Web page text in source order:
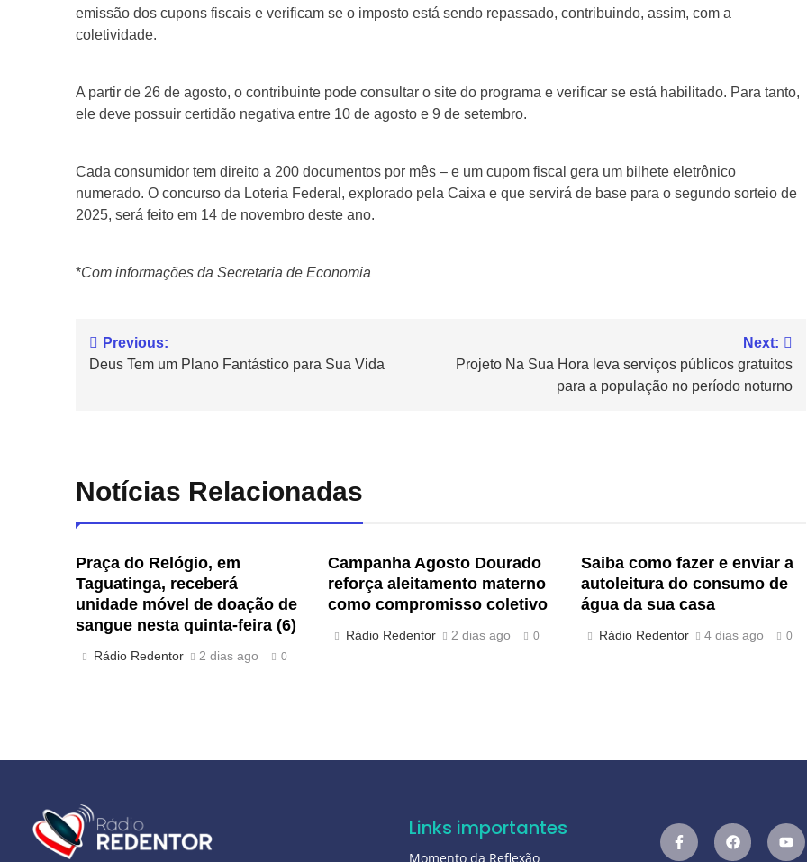
emissão dos cupons fiscais e verificam se o imposto está sendo repassado, contribuindo, assim, com a
coletividade.
A partir de 26 de agosto, o contribuinte pode consultar o site do programa e verificar se está habilitado. Para tanto,
ele deve possuir certidão negativa entre 10 de agosto e 9 de setembro.
Cada consumidor tem direito a 200 documentos por mês – e um cupom fiscal gera um bilhete eletrônico
numerado. O concurso da Loteria Federal, explorado pela Caixa e que servirá de base para o segundo sorteio de
2025, será feito em 14 de novembro deste ano.
*Com informações da Secretaria de Economia
Previous:
Deus Tem um Plano Fantástico para Sua Vida
Next:
Projeto Na Sua Hora leva serviços públicos gratuitos
para a população no período noturno
Notícias Relacionadas
Praça do Relógio, em
Taguatinga, receberá
unidade móvel de doação de
sangue nesta quinta-feira (6)
Rádio Redentor 2 dias ago 0
Campanha Agosto Dourado
reforça aleitamento materno
como compromisso coletivo
Rádio Redentor 2 dias ago 0
Saiba como fazer e enviar a
autoleitura do consumo de
água da sua casa
Rádio Redentor 4 dias ago 0
Links importantes
Momento da Reflexão